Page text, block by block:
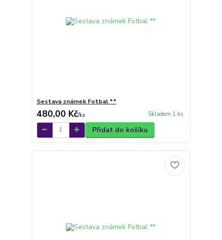
Sestava známek Fotbal **
480,00 Kč/ks Skladem 1 ks
Přidat do košíku